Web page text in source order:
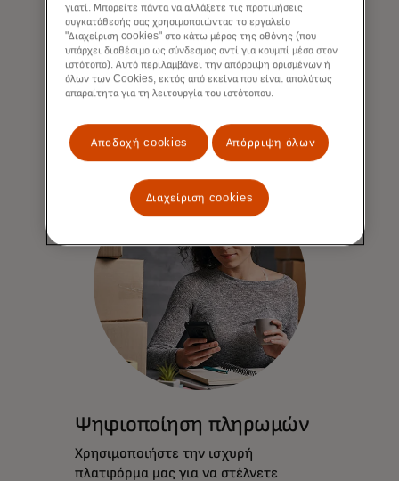
Τα κορυφαία δεδομένα της αγοράς
ενσωματώνονται στα λογιστικά σας
συστήματα και τα εσωτερικά εργαλεία
επιχειρηματικής πληροφόρησης.
Ψηφιοποίηση πληρωμών
Χρησιμοποιήστε την ισχυρή
πλατφόρμα μας για να στέλνετε
γιατί. Μπορείτε πάντα να αλλάξετε τις προτιμήσεις
συγκατάθεσής σας χρησιμοποιώντας το εργαλείο
"Διαχείριση cookies" στο κάτω μέρος της οθόνης (που
υπάρχει διαθέσιμο ως σύνδεσμος αντί για κουμπί μέσα στον
ιστότοπο). Αυτό περιλαμβάνει την απόρριψη ορισμένων ή
όλων των Cookies, εκτός από εκείνα που είναι απολύτως
απαραίτητα για τη λειτουργία του ιστότοπου.
Αποδοχή cookies Απόρριψη όλων
Διαχείριση cookies